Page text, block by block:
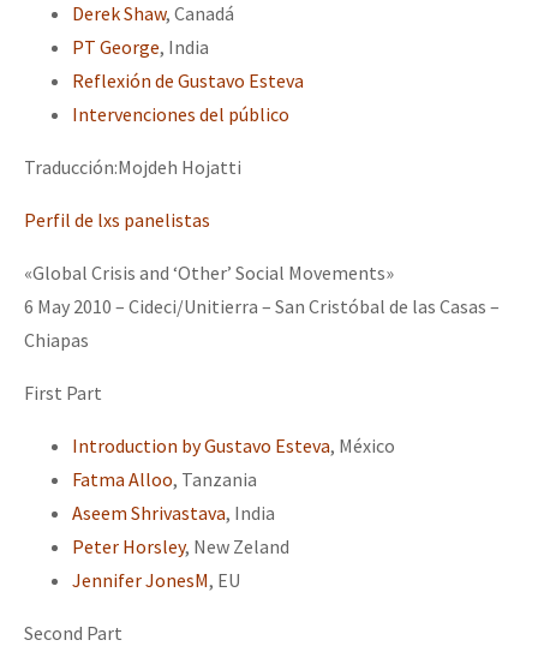
Derek Shaw, Canadá
PT George, India
Reflexión de Gustavo Esteva
Intervenciones del público
Traducción:Mojdeh Hojatti
Perfil de lxs panelistas
«Global Crisis and ‘Other’ Social Movements»
6 May 2010 – Cideci/Unitierra – San Cristóbal de las Casas –
Chiapas
First Part
Introduction by Gustavo Esteva, México
Fatma Alloo, Tanzania
Aseem Shrivastava, India
Peter Horsley, New Zeland
Jennifer JonesM, EU
Second Part